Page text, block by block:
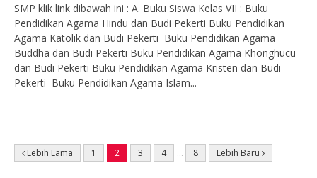
SMP klik link dibawah ini : A. Buku Siswa Kelas VII : Buku
Pendidikan Agama Hindu dan Budi Pekerti Buku Pendidikan
Agama Katolik dan Budi Pekerti Buku Pendidikan Agama
Buddha dan Budi Pekerti Buku Pendidikan Agama Khonghucu
dan Budi Pekerti Buku Pendidikan Agama Kristen dan Budi
Pekerti Buku Pendidikan Agama Islam...
Lebih Lama 1 2 3 4 … 8 Lebih Baru